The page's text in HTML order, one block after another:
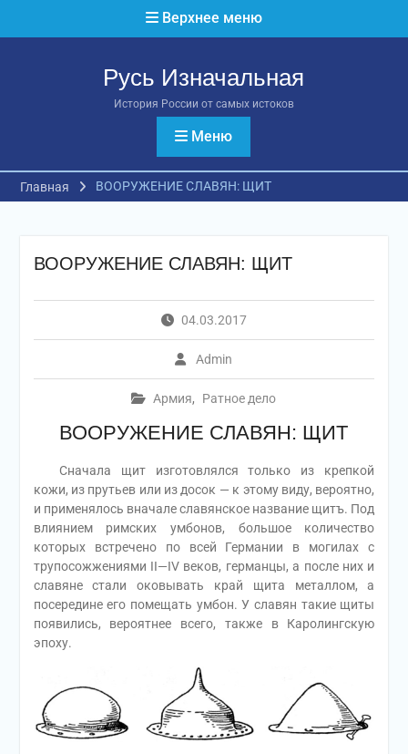
Верхнее меню
Русь Изначальная
История России от самых истоков
Меню
Главная ВООРУЖЕНИЕ СЛАВЯН: ЩИТ
ВООРУЖЕНИЕ СЛАВЯН: ЩИТ
04.03.2017
Admin
Армия, Ратное дело
ВООРУЖЕНИЕ СЛАВЯН: ЩИТ
Сначала щит изготовлялся только из крепкой
кожи, из прутьев или из досок — к этому виду, вероятно,
и применялось вначале славянское название щитъ. Под
влиянием римских умбонов, большое количество
которых встречено по всей Германии в могилах с
трупосожжениями II—IV веков, германцы, а после них и
славяне стали оковывать край щита металлом, а
посередине его помещать умбон. У славян такие щиты
появились, вероятнее всего, также в Каролингскую
эпоху.